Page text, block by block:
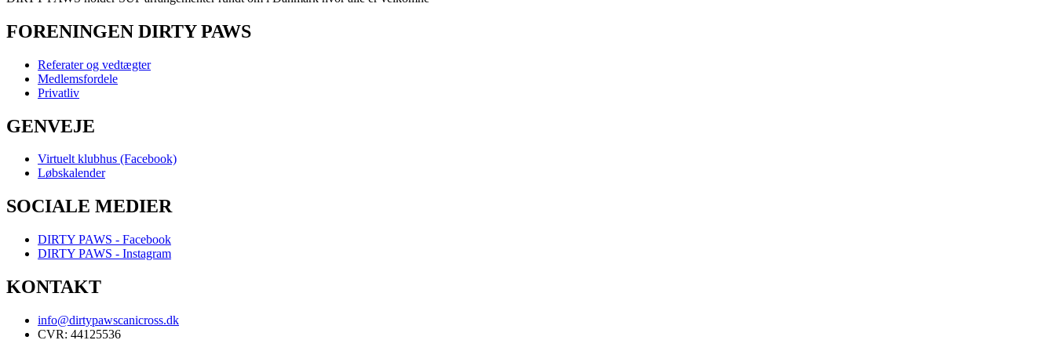
FORENINGEN DIRTY PAWS
Referater og vedtægter
Medlemsfordele
Privatliv
GENVEJE
Virtuelt klubhus (Facebook)
Løbskalender
SOCIALE MEDIER
DIRTY PAWS - Facebook
DIRTY PAWS - Instagram
KONTAKT
info@dirtypawscanicross.dk
CVR: 44125536